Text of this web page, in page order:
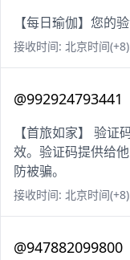
【每日瑜伽】您的
接收时间: 北京时间
@992924793441
【首旅如家】 验
效。验证码提供给
防被骗。
接收时间: 北京时间
@947882099800